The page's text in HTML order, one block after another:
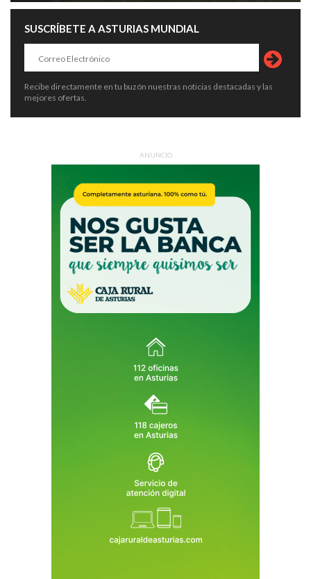
SUSCRÍBETE A ASTURIAS MUNDIAL
Recibe directamente en tu buzón nuestras noticias destacadas y las
mejores ofertas.
ANUNCIO